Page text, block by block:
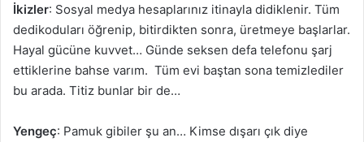
İkizler: Sosyal medya hesaplarınız itinayla didiklenir. Tüm
dedikoduları öğrenip, bitirdikten sonra, üretmeye başlarlar.
Hayal gücüne kuvvet… Günde seksen defa telefonu şarj
ettiklerine bahse varım. Tüm evi baştan sona temizlediler
bu arada. Titiz bunlar bir de…
Yengeç: Pamuk gibiler şu an… Kimse dışarı çık diye